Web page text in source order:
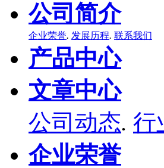
公司简介
企业荣誉. 发展历程. 联系我们
产品中心
文章中心
公司动态. 行
企业荣誉